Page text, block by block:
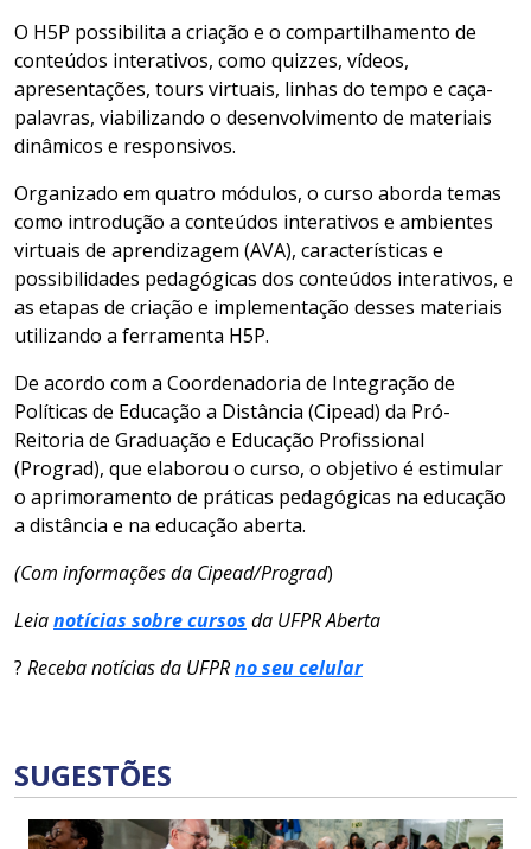
O H5P possibilita a criação e o compartilhamento de
conteúdos interativos, como quizzes, vídeos,
apresentações, tours virtuais, linhas do tempo e caça-
palavras, viabilizando o desenvolvimento de materiais
dinâmicos e responsivos.
Organizado em quatro módulos, o curso aborda temas
como introdução a conteúdos interativos e ambientes
virtuais de aprendizagem (AVA), características e
possibilidades pedagógicas dos conteúdos interativos, e
as etapas de criação e implementação desses materiais
utilizando a ferramenta H5P.
De acordo com a Coordenadoria de Integração de
Políticas de Educação a Distância (Cipead) da Pró-
Reitoria de Graduação e Educação Profissional
(Prograd), que elaborou o curso, o objetivo é estimular
o aprimoramento de práticas pedagógicas na educação
a distância e na educação aberta.
(Com informações da Cipead/Prograd)
Leianotícias sobre cursos da UFPR Aberta
? Receba notícias da UFPRno seu celular
SUGESTÕES